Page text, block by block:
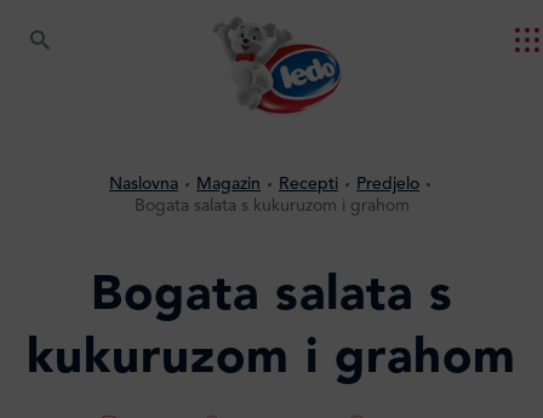
Naslovna Magazin Recepti
Predjelo
Bogata salata s kukuruzom i grahom
Bogata salata s
kukuruzom i grahom